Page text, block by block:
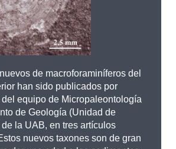
de macroforaminíferos del
han sido publicados por
equipo de Micropaleontología
de Geología (Unidad de
la UAB, en tres artículos
nuevos taxones son de gran